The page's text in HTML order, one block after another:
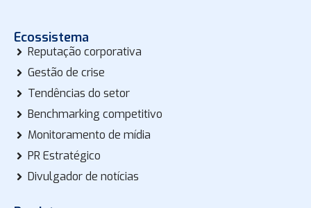
Ecossistema
Reputação corporativa
Gestão de crise
Tendências do setor
Benchmarking competitivo
Monitoramento de mídia
PR Estratégico
Divulgador de notícias